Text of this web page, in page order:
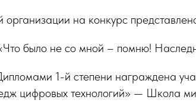
на конкурс
было не со мной – помню!
1-й степени награждена
цифровых технологий» — Школа